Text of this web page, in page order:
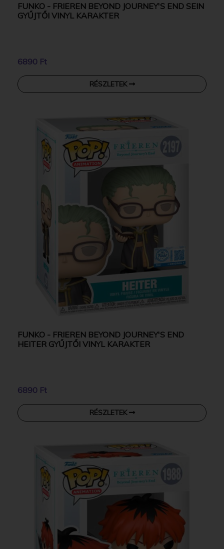
FUNKO - FRIEREN BEYOND JOURNEY'S END SEIN
GYŰJTŐI VINYL KARAKTER
6890 Ft
RÉSZLETEK
FUNKO - FRIEREN BEYOND JOURNEY'S END
HEITER GYŰJTŐI VINYL KARAKTER
6890 Ft
RÉSZLETEK